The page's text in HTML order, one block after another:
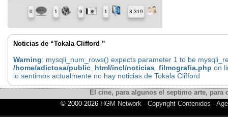
0 1 9 1 3,319
Noticias de “Tokala Clifford ”
Warning: mysqli_num_rows() expects parameter 1 to be
/home/adictosa/public_html/incl/noticias_filmografia.php on
lo sentimos actualmente no hay noticias de Tokala Clifford
El cine, para algunos el septimo arte,
© 2000-2026 HGM Network- Copyright Contenidos -